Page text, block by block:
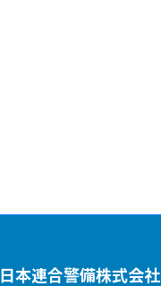
日本連合警備株式会社